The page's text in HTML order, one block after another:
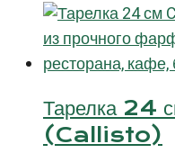
Тарелка 24
(Callisto)